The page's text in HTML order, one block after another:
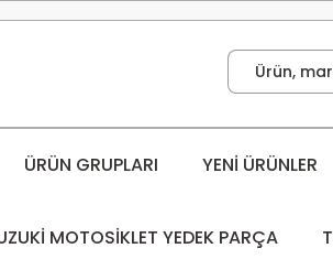
ÜRÜN GRUPLARI YENİ ÜRÜNLER
MOTOSİKLET YEDEK PARÇA